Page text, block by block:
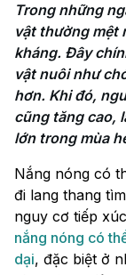
Trong những
vật thường mệt
kháng. Đây
vật nuôi như
hơn. Khi đó,
cũng tăng cao,
lớn trong mùa
Nắng nóng có
đi lang thang
nguy cơ tiếp
nắng nóng có
dại, đặc biệt ở